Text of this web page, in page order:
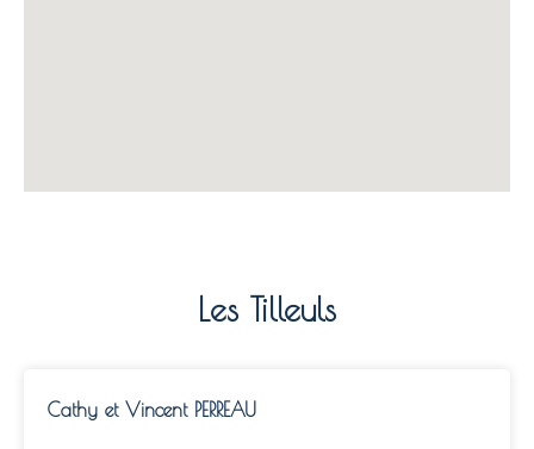
Les Tilleuls
Cathy et Vincent PERREAU